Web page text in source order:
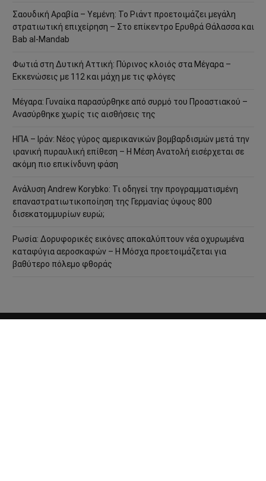
Σαουδική Αραβία – Υεμένη: Το Ριάντ προετοιμάζει μεγάλη
στρατιωτική επιχείρηση – Στο επίκεντρο Ερυθρά Θάλασσα και
Bab al-Mandab
Φωτιά στη Δυτική Αττική: Πύρινος κλοιός στα Μέγαρα –
Εκκενώσεις με 112 και μάχη με τις φλόγες
Μέγαρα: Γυναίκα παρασύρθηκε από συρμό του Προαστιακού –
Ανασύρθηκε χωρίς τις αισθήσεις της
ΗΠΑ – Ιράν: Νέος γύρος αμερικανικών βομβαρδισμών μετά την
ιρανική πυραυλική επίθεση – Η Μέση Ανατολή εισέρχεται σε
ακόμη πιο επικίνδυνη φάση
Ανάλυση Andrew Korybko: Τι οδηγεί την προγραμματισμένη
επαναστρατιωτικοποίηση της Γερμανίας ύψους 800
δισεκατομμυρίων ευρώ;
Ρωσία: Δορυφορικές εικόνες αποκαλύπτουν νέα οχυρωμένα
καταφύγια αεροσκαφών – Η Μόσχα προετοιμάζεται για
βαθύτερο πόλεμο φθοράς